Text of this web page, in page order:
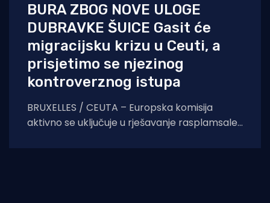
BURA ZBOG NOVE ULOGE
DUBRAVKE ŠUICE Gasit će
migracijsku krizu u Ceuti, a
prisjetimo se njezinog
kontroverznog istupa
BRUXELLES / CEUTA – Europska komisija
aktivno se uključuje u rješavanje rasplamsale